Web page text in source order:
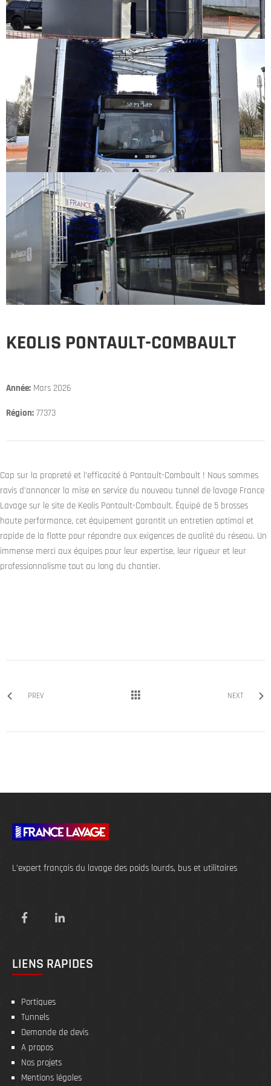
KEOLIS PONTAULT-COMBAULT
Année: Mars 2026
Région: 77373
Cap sur la propreté et l’efficacité à Pontault-Combault ! Nous sommes
ravis d’annoncer la mise en service du nouveau tunnel de lavage France
Lavage sur le site de Keolis Pontault-Combault. Équipé de 5 brosses
haute performance, cet équipement garantit un entretien optimal et
rapide de la flotte pour répondre aux exigences de qualité du réseau. Un
immense merci aux équipes pour leur expertise, leur rigueur et leur
professionnalisme tout au long du chantier.
PREV NEXT
L’expert français du lavage des poids lourds, bus et utilitaires
LIENS RAPIDES
Portiques
Tunnels
Demande de devis
A propos
Nos projets
Mentions légales